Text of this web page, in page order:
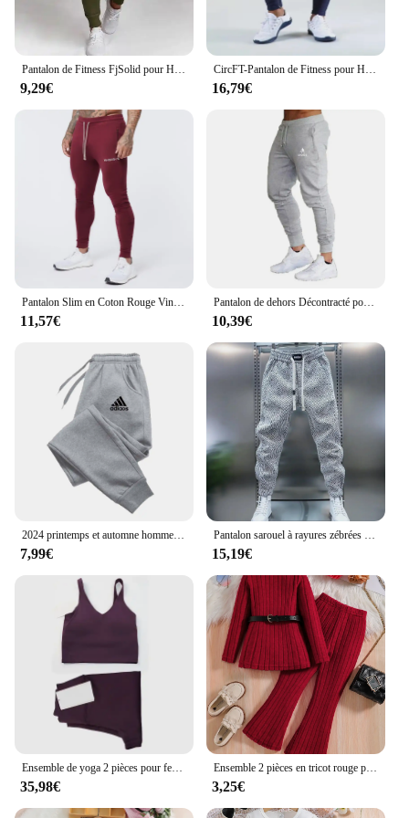
9,29€
CircFT-Pantalon de Fitness pour Homme, Pantalon de dehors Respirant et Décontracté, Coupe Slim, Petit Pied, Fermeture Éclair, Nouvelle Collection Automne et Hiver
16,79€
11,57€
Pantalon de dehors Décontracté pour Homme, Jogging, Fitness, Ajustement, Couleur Unie, Streetwear, Nouvelle Collection Automne
10,39€
7,99€ 15,19€
35,98€
Ensemble 2 pièces en tricot rouge pour filles, haut à manches longues, pantalon large, robe décontractée, col haut, bande de fosse, mode extérieure, printemps et automne
3,25€